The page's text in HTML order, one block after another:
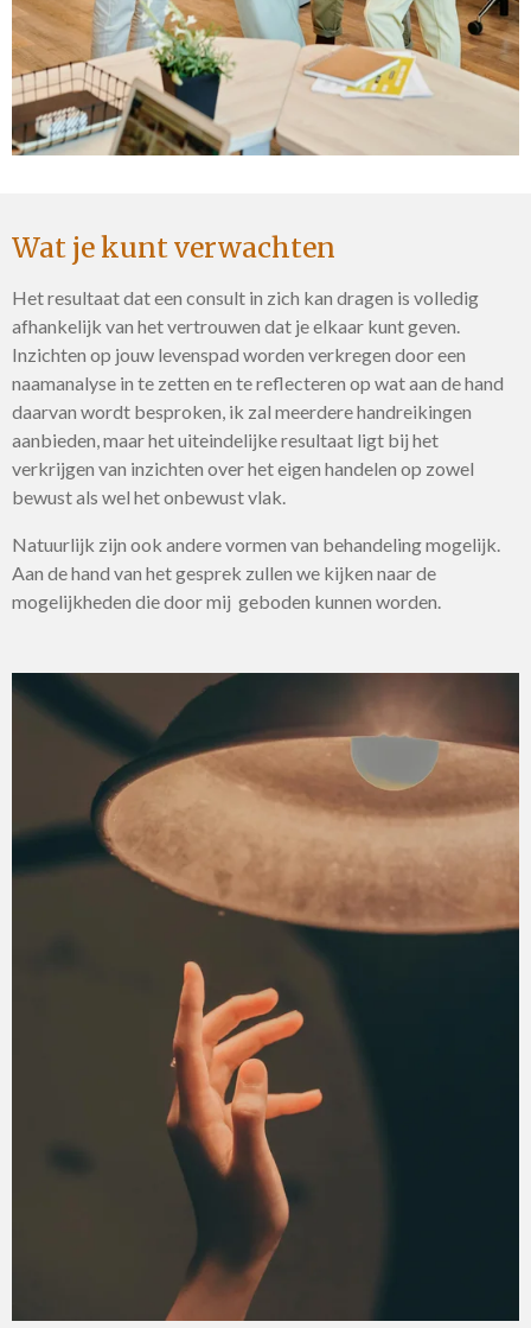
Wat je kunt verwachten
Het resultaat dat een consult in zich kan dragen is volledig
afhankelijk van het vertrouwen dat je elkaar kunt geven.
Inzichten op jouw levenspad worden verkregen door een
naamanalyse in te zetten en te reflecteren op wat aan de hand
daarvan wordt besproken, ik zal meerdere handreikingen
aanbieden, maar het uiteindelijke resultaat ligt bij het
verkrijgen van inzichten over het eigen handelen op zowel
bewust als wel het onbewust vlak.
Natuurlijk zijn ook andere vormen van behandeling mogelijk.
Aan de hand van het gesprek zullen we kijken naar de
mogelijkheden die door mij geboden kunnen worden.